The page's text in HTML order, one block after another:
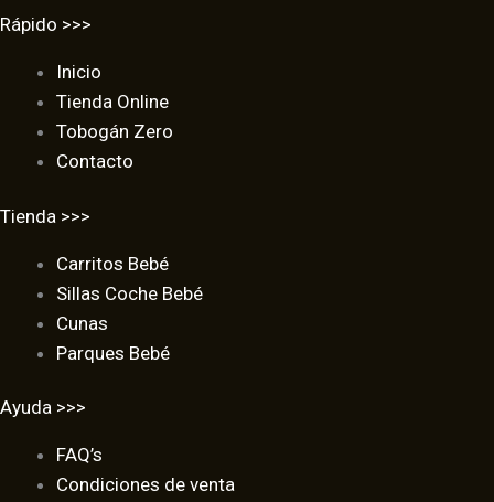
Rápido >>>
Inicio
Tienda Online
Tobogán Zero
Contacto
Tienda >>>
Carritos Bebé
Sillas Coche Bebé
Cunas
Parques Bebé
Ayuda >>>
FAQ’s
Condiciones de venta